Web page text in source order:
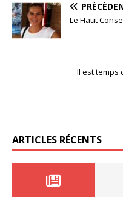
Le Haut
Il est temps
ARTICLES RÉCENTS